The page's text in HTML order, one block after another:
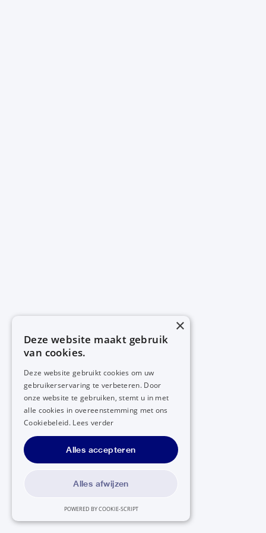
×
Deze website maakt gebruik
van cookies.
Deze website gebruikt cookies om uw
gebruikerservaring te verbeteren. Door
onze website te gebruiken, stemt u in met
alle cookies in overeenstemming met ons
Cookiebeleid. Lees verder
Alles accepteren
Alles afwijzen
POWERED BY COOKIE-SCRIPT